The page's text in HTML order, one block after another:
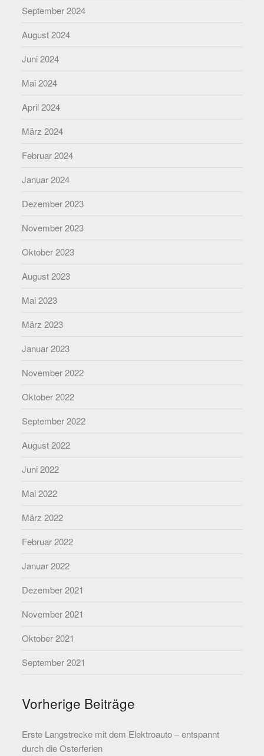
September 2024
August 2024
Juni 2024
Mai 2024
April 2024
März 2024
Februar 2024
Januar 2024
Dezember 2023
November 2023
Oktober 2023
August 2023
Mai 2023
März 2023
Januar 2023
November 2022
Oktober 2022
September 2022
August 2022
Juni 2022
Mai 2022
März 2022
Februar 2022
Januar 2022
Dezember 2021
November 2021
Oktober 2021
September 2021
Vorherige Beiträge
Erste Langstrecke mit dem Elektroauto – entspannt
durch die Osterferien